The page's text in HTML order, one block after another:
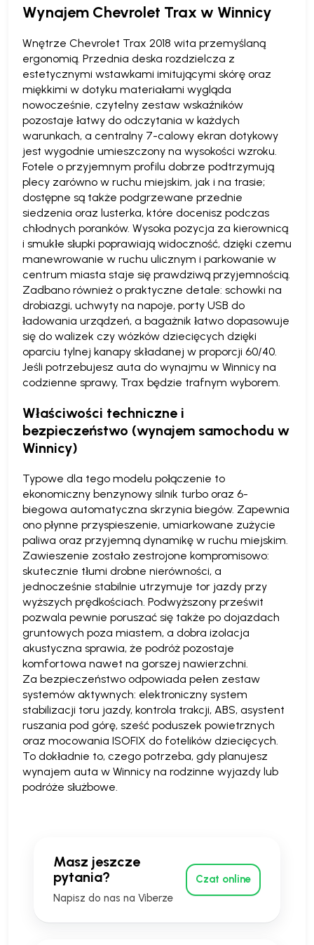
Wynajem Chevrolet Trax w Winnicy
Wnętrze Chevrolet Trax 2018 wita przemyślaną
ergonomią. Przednia deska rozdzielcza z
estetycznymi wstawkami imitującymi skórę oraz
miękkimi w dotyku materiałami wygląda
nowocześnie, czytelny zestaw wskaźników
pozostaje łatwy do odczytania w każdych
warunkach, a centralny 7-calowy ekran dotykowy
jest wygodnie umieszczony na wysokości wzroku.
Fotele o przyjemnym profilu dobrze podtrzymują
plecy zarówno w ruchu miejskim, jak i na trasie;
dostępne są także podgrzewane przednie
siedzenia oraz lusterka, które docenisz podczas
chłodnych poranków. Wysoka pozycja za kierownicą
i smukłe słupki poprawiają widoczność, dzięki czemu
manewrowanie w ruchu ulicznym i parkowanie w
centrum miasta staje się prawdziwą przyjemnością.
Zadbano również o praktyczne detale: schowki na
drobiazgi, uchwyty na napoje, porty USB do
ładowania urządzeń, a bagażnik łatwo dopasowuje
się do walizek czy wózków dziecięcych dzięki
oparciu tylnej kanapy składanej w proporcji 60/40.
Jeśli potrzebujesz auta do wynajmu w Winnicy na
codzienne sprawy, Trax będzie trafnym wyborem.
Właściwości techniczne i
bezpieczeństwo (wynajem samochodu w
Winnicy)
Typowe dla tego modelu połączenie to
ekonomiczny benzynowy silnik turbo oraz 6-
biegowa automatyczna skrzynia biegów. Zapewnia
ono płynne przyspieszenie, umiarkowane zużycie
paliwa oraz przyjemną dynamikę w ruchu miejskim.
Zawieszenie zostało zestrojone kompromisowo:
skutecznie tłumi drobne nierówności, a
jednocześnie stabilnie utrzymuje tor jazdy przy
wyższych prędkościach. Podwyższony prześwit
pozwala pewnie poruszać się także po dojazdach
gruntowych poza miastem, a dobra izolacja
akustyczna sprawia, że podróż pozostaje
komfortowa nawet na gorszej nawierzchni.
Za bezpieczeństwo odpowiada pełen zestaw
systemów aktywnych: elektroniczny system
stabilizacji toru jazdy, kontrola trakcji, ABS, asystent
ruszania pod górę, sześć poduszek powietrznych
oraz mocowania ISOFIX do fotelików dziecięcych.
To dokładnie to, czego potrzeba, gdy planujesz
wynajem auta w Winnicy na rodzinne wyjazdy lub
podróże służbowe.
Masz jeszcze
pytania?
Napisz do nas na Viberze
Czat online